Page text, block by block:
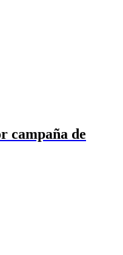
campaña de